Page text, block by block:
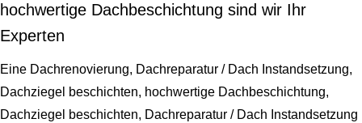
hochwertige Dachbeschichtung sind wir Ihr
Experten
Eine Dachrenovierung, Dachreparatur / Dach Instandsetzung,
Dachziegel beschichten, hochwertige Dachbeschichtung,
Dachziegel beschichten, Dachreparatur / Dach Instandsetzung